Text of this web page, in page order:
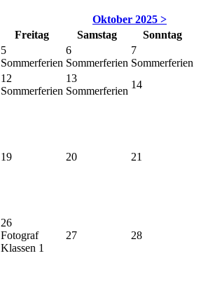
Oktober 2025 >
Freitag Samstag
Sonntag
5
Sommerferien
6
Sommerferien
7
Sommerferien
12
Sommerferien
13
Sommerferien
14
19 20 21
26
Fotograf
Klassen 1
27 28